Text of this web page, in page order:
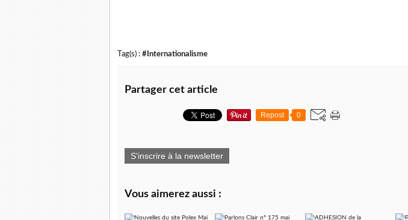
Tag(s) : #Internationalisme
Partager cet article
Repost 0
S'inscrire à la newsletter
Vous aimerez aussi :